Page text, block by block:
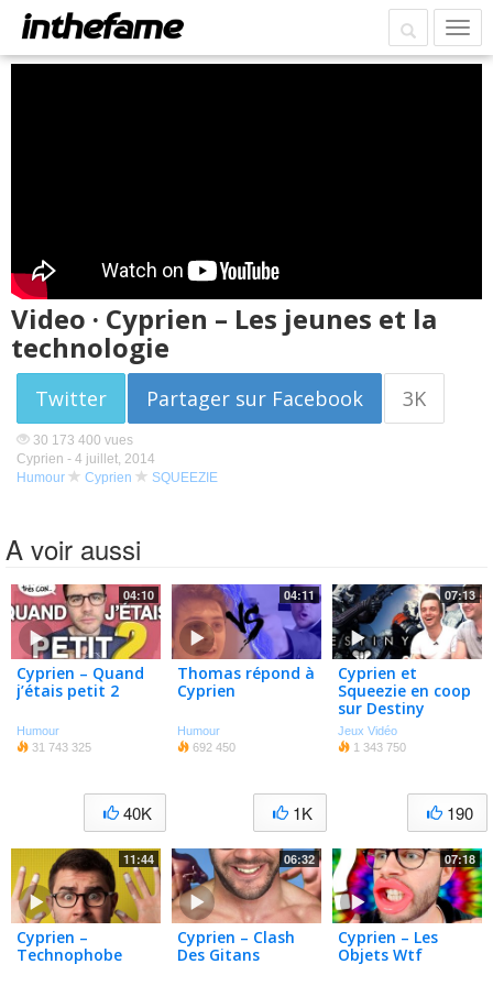
Video · Cyprien – Les jeunes et la
technologie
Twitter Partager sur Facebook 3K
30 173 400 vues
Cyprien - 4 juillet, 2014
Humour
Cyprien SQUEEZIE
A voir aussi
04:10
Cyprien – Quand
j’étais petit 2
Humour
31 743 325
40K
04:11
Thomas répond à
Cyprien
Humour
692 450
1K
07:13
Cyprien et
Squeezie en coop
sur Destiny
Jeux Vidéo
1 343 750
190
11:44
Cyprien –
Technophobe
06:32
Cyprien – Clash
Des Gitans
07:18
Cyprien – Les
Objets Wtf